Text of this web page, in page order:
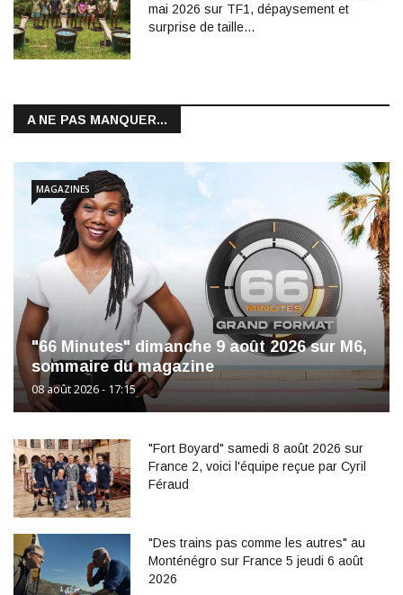
mai 2026 sur TF1, dépaysement et
surprise de taille...
A NE PAS MANQUER...
"66 Minutes" dimanche 9 août 2026 sur M6,
sommaire du magazine
08 août 2026 - 17:15
MAGAZINES
"Fort Boyard" samedi 8 août 2026 sur
France 2, voici l'équipe reçue par Cyril
Féraud
"Des trains pas comme les autres" au
Monténégro sur France 5 jeudi 6 août
2026